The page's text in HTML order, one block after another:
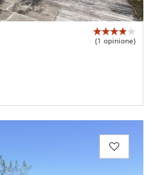
(1 opinione)